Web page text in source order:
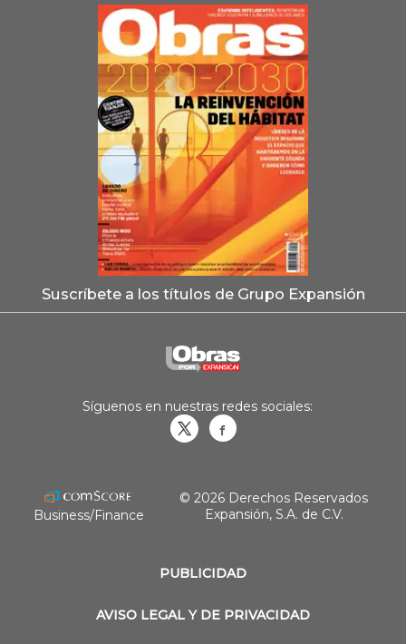
Suscríbete a los títulos de Grupo Expansión
PUBLICIDAD
AVISO LEGAL Y DE PRIVACIDAD
Síguenos en nuestras redes sociales:
Business/Finance
© 2026 Derechos Reservados
Expansión, S.A. de C.V.